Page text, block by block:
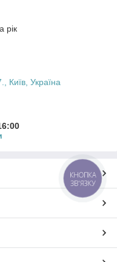
рік
Київ, Україна
КНОПКА
ЗВ'ЯЗКУ